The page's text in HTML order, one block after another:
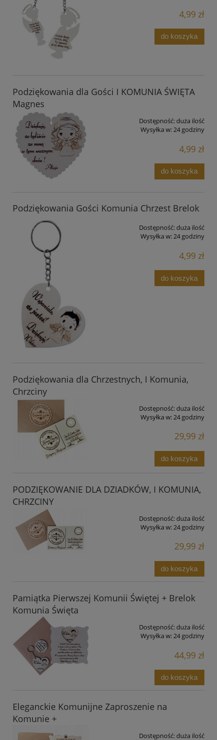
4,99 zł
do koszyka
Podziękowania dla Gości I KOMUNIA ŚWIĘTA
Magnes
Dostępność:duża ilość
Wysyłka w:24 godziny
4,99 zł
do koszyka
Podziękowania Gości Komunia Chrzest Brelok
Dostępność:duża ilość
Wysyłka w:24 godziny
4,99 zł
do koszyka
Podziękowania dla Chrzestnych, I Komunia,
Chrzciny
Dostępność:duża ilość
Wysyłka w:24 godziny
29,99 zł
do koszyka
PODZIĘKOWANIE DLA DZIADKÓW, I KOMUNIA,
CHRZCINY
Dostępność:duża ilość
Wysyłka w:24 godziny
29,99 zł
do koszyka
Pamiątka Pierwszej Komunii Świętej + Brelok
Komunia Święta
Dostępność:duża ilość
Wysyłka w:24 godziny
44,99 zł
do koszyka
Eleganckie Komunijne Zaproszenie na
Komunie +
Dostępność:duża ilość